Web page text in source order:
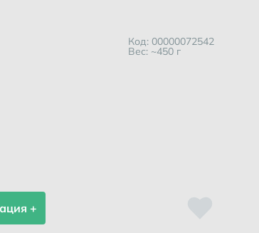
Код: 00000072542
Вес: ~450 г
+